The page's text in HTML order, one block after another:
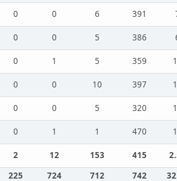
0 0 6 391
0 0 5 386
0 1 5 359
0 0 10 397
0 0 5 320
0 1 1 470
2 12 153 415
225 724 712 742